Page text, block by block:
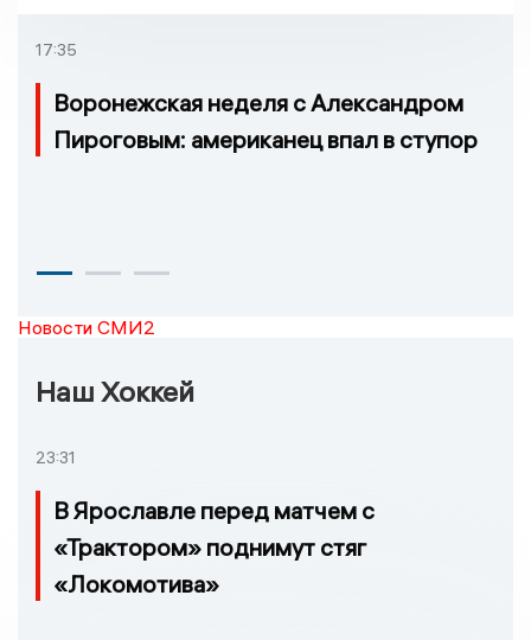
17:35
Воронежская неделя с Александром
Пироговым: американец впал в ступор
Новости СМИ2
Наш Хоккей
23:31
В Ярославле перед матчем с
«Трактором» поднимут стяг
«Локомотива»